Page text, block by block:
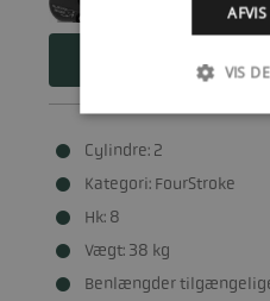
Cylindre: 2
Kategori: FourStroke
Hk: 8
Vægt: 38 kg
Benlængder
VIS